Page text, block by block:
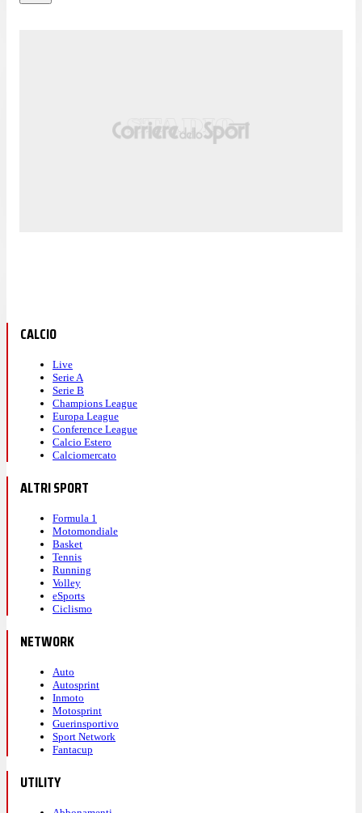
CALCIO
Live
Serie A
Serie B
Champions League
Europa League
Conference League
Calcio Estero
Calciomercato
ALTRI SPORT
Formula 1
Motomondiale
Basket
Tennis
Running
Volley
eSports
Ciclismo
NETWORK
Auto
Autosprint
Inmoto
Motosprint
Guerinsportivo
Sport Network
Fantacup
UTILITY